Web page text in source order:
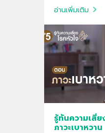
อ่านเพิ่มเติม
รู้ทันความเสี่ย
ภาวะเบาหวาน